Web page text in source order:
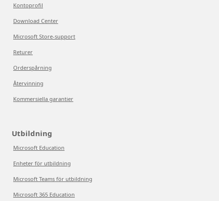
Kontoprofil
Download Center
Microsoft Store-support
Returer
Orderspårning
Återvinning
Kommersiella garantier
Utbildning
Microsoft Education
Enheter för utbildning
Microsoft Teams för utbildning
Microsoft 365 Education